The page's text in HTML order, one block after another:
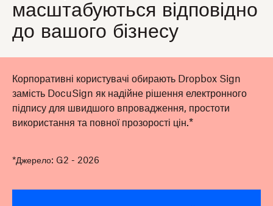
масштабуються відповідно
до вашого бізнесу
Корпоративні користувачі обирають Dropbox Sign
замість DocuSign як надійне рішення електронного
підпису для швидшого впровадження, простоти
використання та повної прозорості цін.*
*Джерело: G2 - 2026